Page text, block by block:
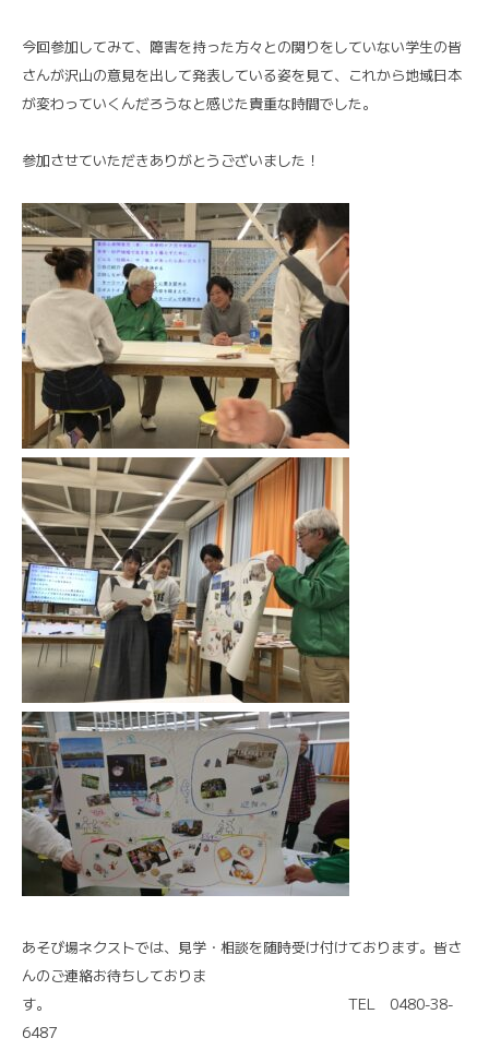
今回参加してみて、障害を持った方々との関りをしていない学生の皆
さんが沢山の意見を出して発表している姿を見て、これから地域日本
が変わっていくんだろうなと感じた貴重な時間でした。
参加させていただきありがとうございました！
あそび場ネクストでは、見学・相談を随時受け付けております。皆さ
んのご連絡お待ちしておりま
す。 TEL 0480-38-
6487